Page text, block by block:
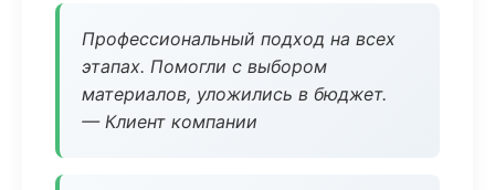
Профессиональный подход на всех
этапах. Помогли с выбором
материалов, уложились в бюджет.
— Клиент компании